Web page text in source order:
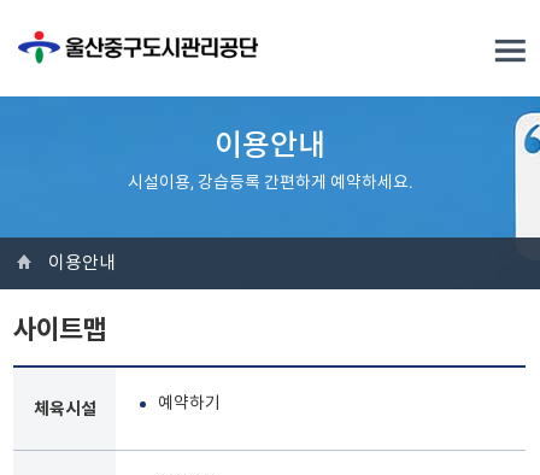
이용안내
시설이용, 강습등록 간편하게 예약하세요.
이용안내
사이트맵
체육시설 예약하기